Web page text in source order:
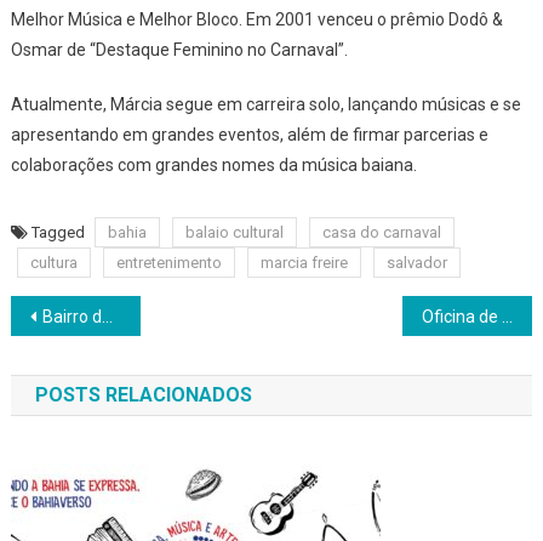
Melhor Música e Melhor Bloco. Em 2001 venceu o prêmio Dodô &
Osmar de “Destaque Feminino no Carnaval”.
Atualmente, Márcia segue em carreira solo, lançando músicas e se
apresentando em grandes eventos, além de firmar parcerias e
colaborações com grandes nomes da música baiana.
Tagged bahia balaio cultural
casa do carnaval
cultura
entretenimento marcia freire salvador
Navegação
de
Post
Bairro de Plataforma recebe SOBEJO – Arte e Empoderamento no Subúrbio
POSTS RELACIONADOS